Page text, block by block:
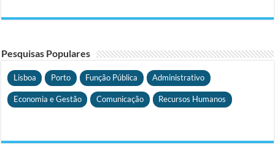
Pesquisas Populares
Lisboa Porto Função Pública Administrativo
Economia e Gestão Comunicação Recursos Humanos